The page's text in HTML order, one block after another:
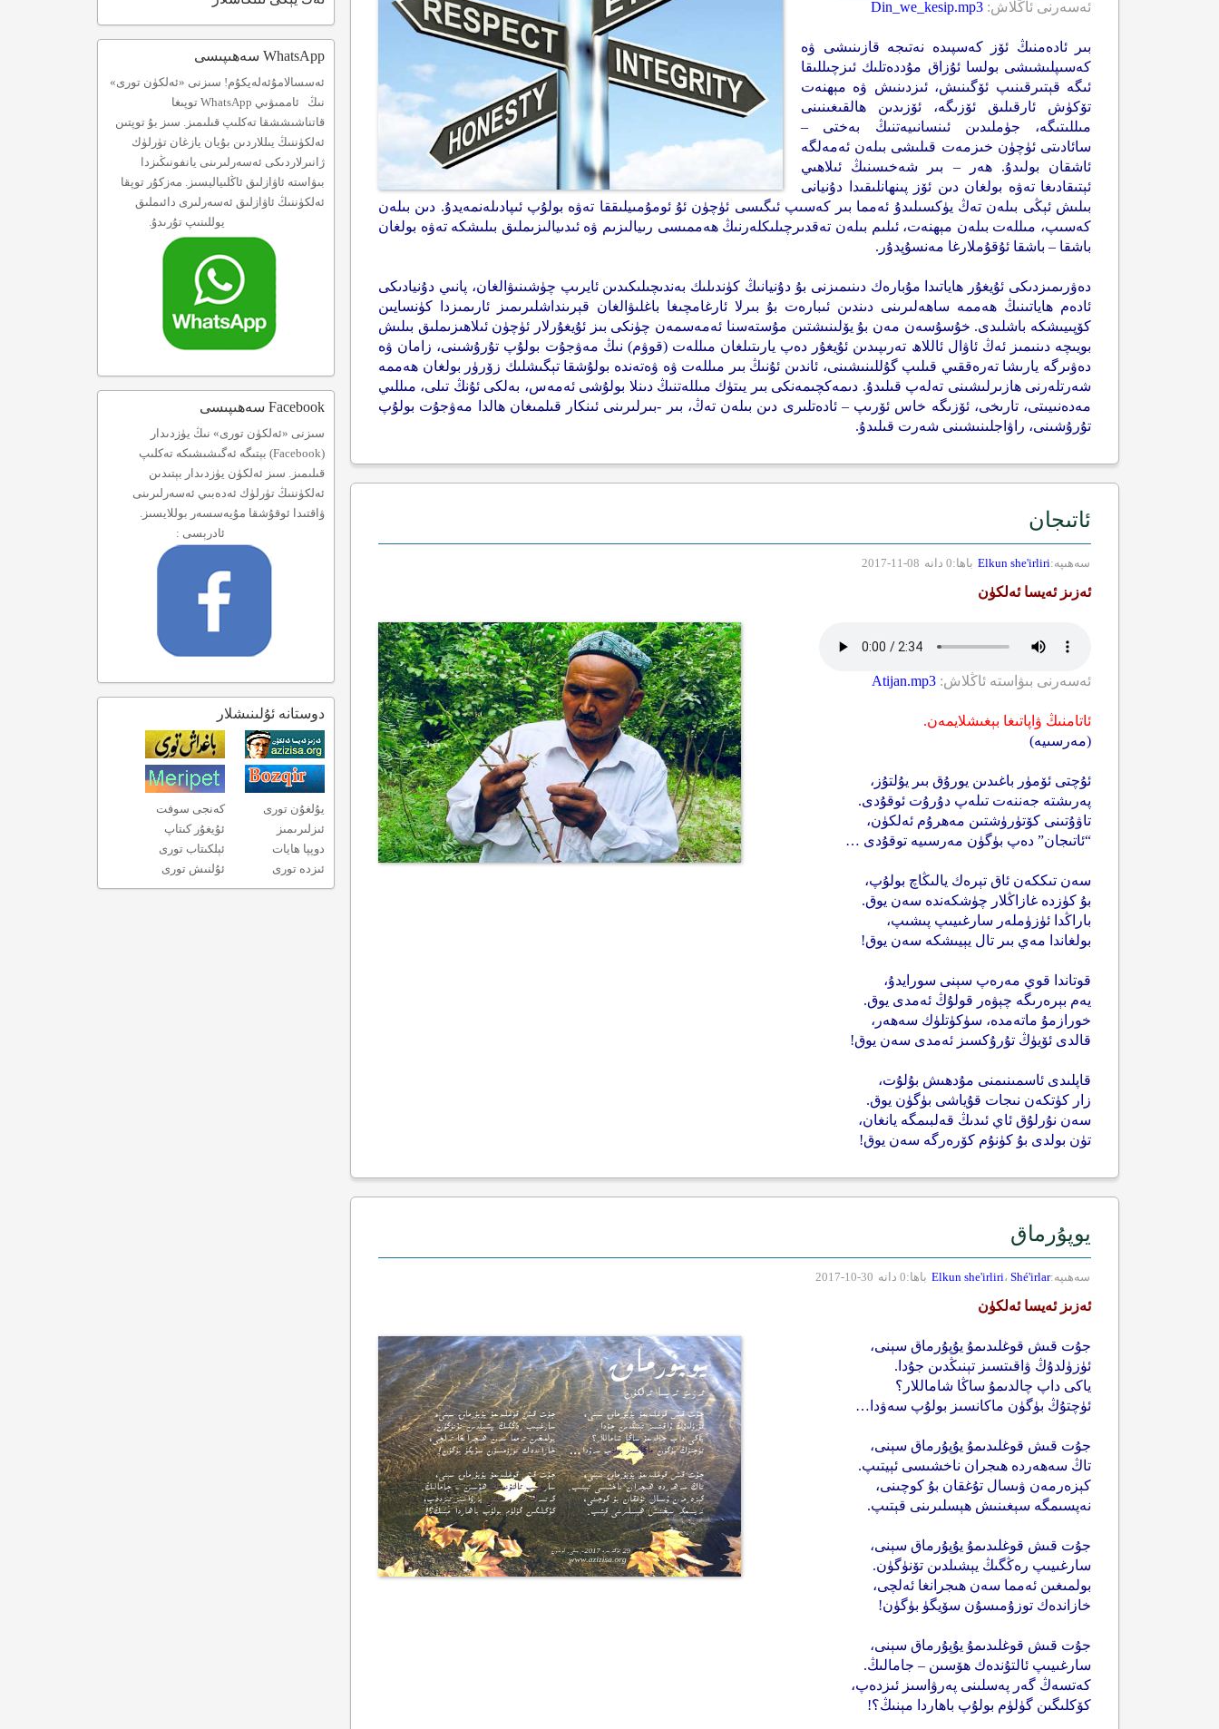
ئەسەرنى ئاڭلاش: Din_we_kesip.mp3
بىر ئادەمنىڭ ئۆز كەسپىدە نەتىجە قازىنىشى ۋە
كەسىپلىشىشى بولسا ئۇزاق مۇددەتلىك ئىزچىللىقا
ئىگە قېتىرقىنىپ ئۆگىنىش، ئىزدىنىش ۋە مېھنەت
تۆكۈش ئارقىلىق ئۆزىگە، ئۆزىدىن ھالقىغىنىنى
مىللىتىگە، جۈملىدىن ئىنسانىيەتنىڭ بەختى –
سائادىتى ئۈچۈن خىزمەت قىلىشى بىلەن ئەمەلگە
ئاشقان بولىدۇ. ھەر – بىر شەخىسنىڭ ئىلاھىي
ئېتىقادىغا تەۋە بولغان دىن ئۆز پىنھانلىقىدا دۇنيانى
بىلىش ئېڭى بىلەن تەڭ يۈكسىلىدۇ ئەمما بىر كەسىپ ئىگىسى ئۈچۈن ئۇ ئومۇمىيلىققا تەۋە بولۇپ ئىپادىلەنمەيدۇ. دىن بىلەن
كەسىپ، مىللەت بىلەن مېھنەت، ئىلىم بىلەن تەقدىرچىلىكلەرنىڭ ھەممىسى رىيالىزىم ۋە ئىدىيالىزىملىق بىلىشكە تەۋە بولغان
باشقا – باشقا ئۇقۇملارغا مەنسۇپدۇر.
دەۋرىمىزدىكى ئۇيغۇر ھاياتىدا مۇبارەك دىنىمىزنى بۇ دۇنيانىڭ كۈندىلىك بەندىچىلىكىدىن ئايرىپ چۈشىنىۋالغان، پانىي دۇنيادىكى
ئادەم ھاياتىنىڭ ھەممە ساھەلىرىنى دىندىن ئىبارەت بۇ بىرلا ئارغامچىغا باغلىۋالغان قېرىنداشلىرىمىز ئارىمىزدا كۈنسايىن
كۆپىيىشكە باشلىدى. خۇسۇسەن مەن بۇ يۆلىنىشتىن مۇستەسنا ئەمەسمەن چۈنكى بىز ئۇيغۇرلار ئۈچۈن ئىلاھىزىملىق بىلىش
بويىچە دىنىمىز ئەڭ ئاۋال ئاللاھ تەرىپىدىن ئۇيغۇر دەپ يارىتىلغان مىللەت (قوۋم) نىڭ مەۋجۇت بولۇپ تۇرۇشىنى، زامان ۋە
دەۋىرگە يارىشا تەرەققىي قىلىپ گۇللىنىشىنى، ئاندىن ئۇنىڭ بىر مىللەت ۋە ۋەتەندە بولۇشقا تېگىشلىك زۆرۈر بولغان ھەممە
شەرتلەرنى ھازىرلىشىنى تەلەپ قىلىدۇ. دىمەكچىمەنكى بىر يىتۈك مىللەتنىڭ دىنلا بولۇشى ئەمەس، بەلكى ئۇنڭ تىلى، مىللىي
مەدەنىيىتى، تارىخى، ئۆزىگە خاس ئۆرىپ – ئادەتلىرى دىن بىلەن تەڭ، بىر -بىرلىرىنى ئىنكار قىلمىغان ھالدا مەۋجۇت بولۇپ
تۇرۇشىنى، راۋاجلىنىشىنى شەرت قىلىدۇ.
ئاتىجان
سەھىپە:Elkun she'irliri باھا:0 دانە 08-11-2017
ئەزىز ئەيسا ئەلكۈن
ئەسەرنى بىۋاستە ئاڭلاش: Atijan.mp3
ئاتامنىڭ ۋاپاتىغا بېغىشلايمەن.
(مەرسىيە)
ئۇچتى ئۆمۈر باغىدىن يورۇق بىر يۇلتۇز،
پەرىشتە جەننەت تىلەپ دۇرۇت ئوقۇدى.
تاۋۇتىنى كۆتۈرۈشتىن مەھرۇم ئەلكۈن،
“ئاتىجان” دەپ بۈگۈن مەرسىيە توقۇدى …
سەن تىككەن ئاق تېرەك يالىڭاچ بولۇپ،
بۇ كۈزدە غازاڭلار چۈشكەندە سەن يوق.
باراڭدا ئۈزۈملەر سارغىيىپ پىشىپ،
بولغاندا مەي بىر تال يېيىشكە سەن يوق!
قوتاندا قوي مەرەپ سېنى سورايدۇ،
يەم بېرەرىگە چېۋەر قولۇڭ ئەمدى يوق.
خورازمۇ ماتەمدە، سۈكۈتلۈك سەھەر،
قالدى ئۆيۈڭ تۇرۇكسىز ئەمدى سەن يوق!
قاپلىدى ئاسمىنىمنى مۇدھىش بۇلۇت،
زار كۈتكەن نىجات قۇياشى بۈگۈن يوق.
سەن نۇرلۇق ئاي ئىدىڭ قەلبىمگە يانغان،
تۈن بولدى بۇ كۈنۇم كۆرەرگە سەن يوق!
يوپۇرماق
سەھىپە: Elkun she'irliri، Shé'irlar باھا:0 دانە 30-10-2017
ئەزىز ئەيسا ئەلكۈن
جۇت قىش قوغلىدىمۇ يۇپۇرماق سېنى،
ئۈزۈلدۇڭ ۋاقىتسىز تېنىڭدىن جۇدا.
ياكى داپ چالدىمۇ ساڭا شاماللار؟
ئۈچتۇڭ بۈگۈن ماكانسىز بولۇپ سەۋدا…
جۇت قىش قوغلىدىمۇ يۇپۇرماق سېنى،
تاڭ سەھەردە ھىجران ناخشىسى ئېيتىپ.
كېزەرمەن ۋىسال تۇغقان بۇ كوچىنى،
نەپسىمگە سېغىنىش ھېسلىرىنى قېتىپ.
جۇت قىش قوغلىدىمۇ يۇپۇرماق سېنى،
سارغىيىپ رەڭگىڭ يېشىلدىن تۆنۈگۈن.
بولمىغىن ئەمما سەن ھىجرانغا ئەلچى،
خازاندەك توزۇمىسۇن سۆيگۈ بۈگۈن!
جۇت قىش قوغلىدىمۇ يۇپۇرماق سېنى،
سارغىيىپ ئالتۇندەك ھۆسىن – جامالىڭ.
كەتسەڭ گەر پەسلىنى پەرۋاسىز ئىزدەپ،
كۆكلىگىن گۈلۈم بولۇپ باھاردا مېنىڭ؟!
WhatsApp سەھىپىسى
ئەسسالامۇئەلەيكۇم! سىزنى «ئەلكۈن تورى»
نىڭ ئاممىۋىي WhatsApp توپىغا
قاتناشىششقا تەكلىپ قىلىمىز. سىز بۇ توپتىن
ئەلكۈننىڭ يىللاردىن بۇيان يازغان تۈرلۈك
ژانىرلاردىكى ئەسەرلىرىنى يانفونىڭىزدا
بىۋاستە ئاۋازلىق ئاڭلىياليسىز. مەزكۇر توپقا
ئەلكۈننىڭ ئاۋازلىق ئەسەرلىرى دائىملىق
يوللىنىپ تۇرىدۇ.
Facebook سەھىپىسى
سىزنى «ئەلكۈن تورى» نىڭ يۈزدىدار
(Facebook) بېتىگە ئەگىشىشىكە تەكلىپ
قىلىمىز. سىز ئەلكۈن يۈزدىدار بېتىدىن
ئەلكۈننىڭ تۈرلۈك ئەدەبىي ئەسەرلىرىنى
ۋاقتىدا ئوقۇشقا مۇيەسسەر بوللايسىز.
ئادرېسى :
دوستانە ئۇلىنىشلار
يۇلغۇن تورى
كەنجى سوفت
ئىزلىرىمىز
ئۇيغۇر كىتاپ
دوپپا ھايات
ئېلكىتاب تورى
ئىزدە تورى
ئۇلنىش تورى